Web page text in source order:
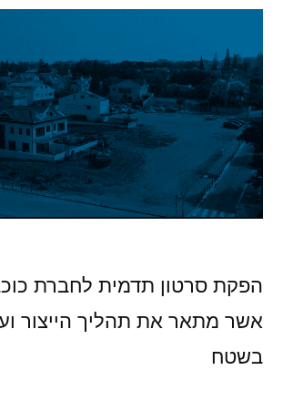
הפקת סרטון תדמית לחברת
אשר מתאר את תהליך הייצור
בשטח